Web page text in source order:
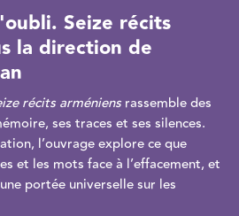
Seize récits
la direction de
récits arméniens rassemble des
ses traces et ses silences.
l’ouvrage explore ce que
et les mots face à l’effacement, et
portée universelle sur les